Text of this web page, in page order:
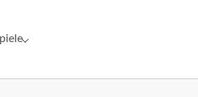
for "Spiele"